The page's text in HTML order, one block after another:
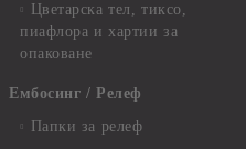
Цветарска тел, тиксо,
пиафлора и хартии за
опаковане
Ембосинг / Релеф
Папки за релеф